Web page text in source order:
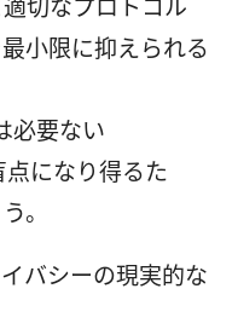
切なプロトコル
小限に抑えられる
必要ない
になり得るた
。
バシーの現実的な